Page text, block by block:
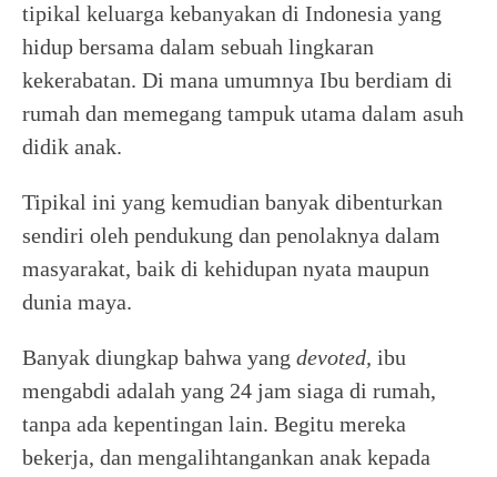
tipikal keluarga kebanyakan di Indonesia yang
hidup bersama dalam sebuah lingkaran
kekerabatan. Di mana umumnya Ibu berdiam di
rumah dan memegang tampuk utama dalam asuh
didik anak.
Tipikal ini yang kemudian banyak dibenturkan
sendiri oleh pendukung dan penolaknya dalam
masyarakat, baik di kehidupan nyata maupun
dunia maya.
Banyak diungkap bahwa yang devoted, ibu
mengabdi adalah yang 24 jam siaga di rumah,
tanpa ada kepentingan lain. Begitu mereka
bekerja, dan mengalihtangankan anak kepada